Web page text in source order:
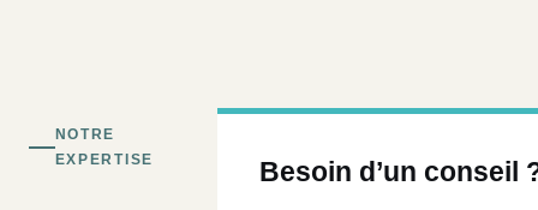
NOTRE
EXPERTISE
Besoin d’un conseil